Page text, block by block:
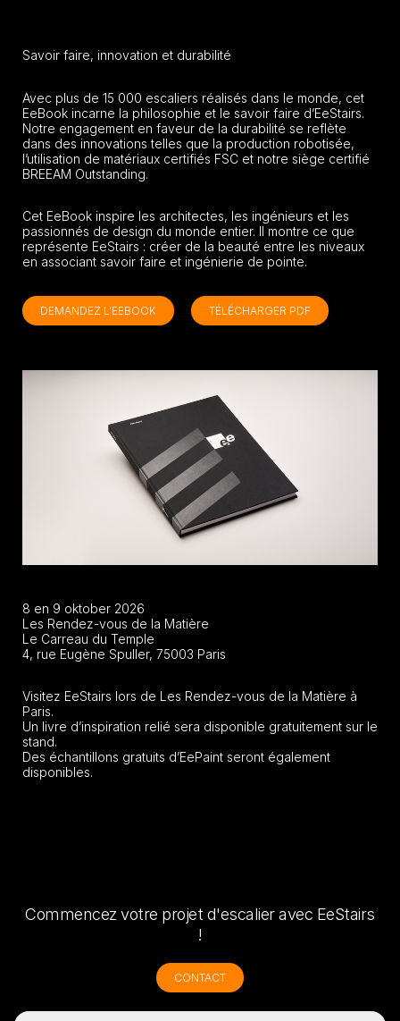
Savoir faire, innovation et durabilité
Avec plus de 15 000 escaliers réalisés dans le monde, cet
EeBook incarne la philosophie et le savoir faire d’EeStairs.
Notre engagement en faveur de la durabilité se reflète
dans des innovations telles que la production robotisée,
l’utilisation de matériaux certifiés FSC et notre siège certifié
BREEAM Outstanding.
Cet EeBook inspire les architectes, les ingénieurs et les
passionnés de design du monde entier. Il montre ce que
représente EeStairs : créer de la beauté entre les niveaux
en associant savoir faire et ingénierie de pointe.
DEMANDEZ L'EEBOOK TÉLÉCHARGER PDF
8 en 9 oktober 2026
Les Rendez-vous de la Matière
Le Carreau du Temple
4, rue Eugène Spuller, 75003 Paris
Visitez EeStairs lors de Les Rendez-vous de la Matière à
Paris.
Un livre d’inspiration relié sera disponible gratuitement sur le
stand.
Des échantillons gratuits d’EePaint seront également
disponibles.
Commencez votre projet d'escalier avec EeStairs
!
CONTACT